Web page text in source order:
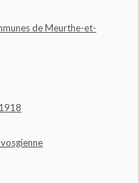
de Meurthe-et-